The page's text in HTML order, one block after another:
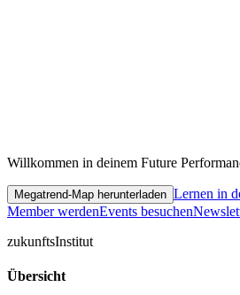
Willkommen in deinem Future
Megatrend-Map herunterladen Lernen in
Member werdenEvents besuchen
zukunftsInstitut
Übersicht